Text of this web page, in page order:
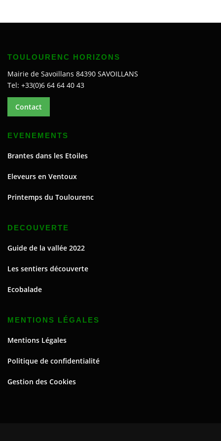
TOULOURENC HORIZONS
Mairie de Savoillans 84390 SAVOILLANS
Tel: +33(0)6 64 64 40 43
Contact
EVENEMENTS
Brantes dans les Etoiles
Eleveurs en Ventoux
Printemps du Toulourenc
DECOUVERTE
Guide de la vallée 2022
Les sentiers découverte
Ecobalade
MENTIONS LÉGALES
Mentions Légales
Politique de confidentialité
Gestion des Cookies